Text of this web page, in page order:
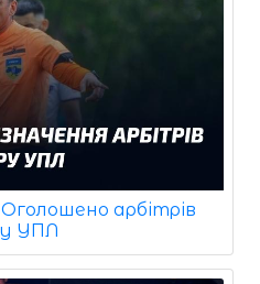
арбітрів
УПЛ